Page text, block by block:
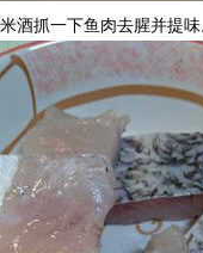
酒抓一下鱼肉去腥并提味